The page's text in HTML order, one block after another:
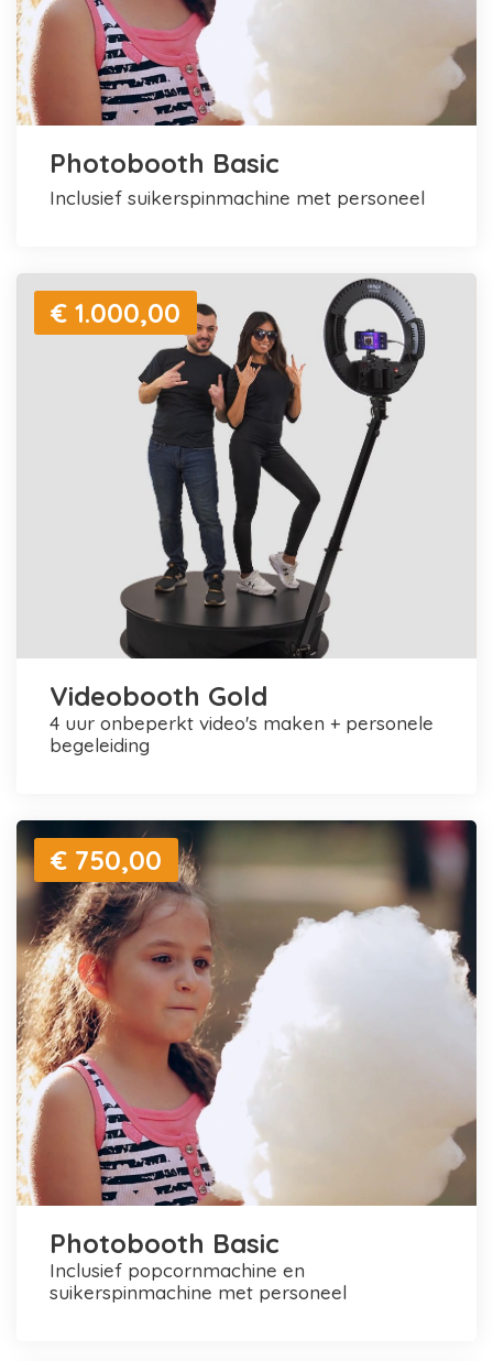
Photobooth Basic
inclusief suikerspinmachine met personeel
€ 1.000,00
Videobooth Gold
4 uur onbeperkt video's maken + personele
begeleiding
€ 750,00
Photobooth Basic
inclusief popcornmachine en
suikerspinmachine met personeel